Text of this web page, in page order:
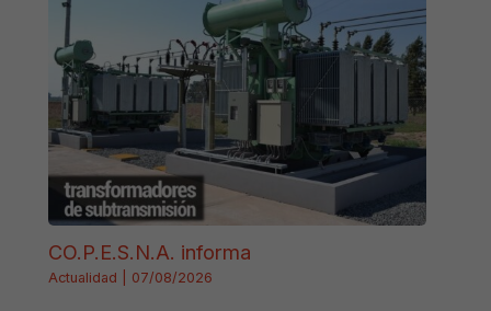
CO.P.E.S.N.A. informa
Actualidad 07/08/2026